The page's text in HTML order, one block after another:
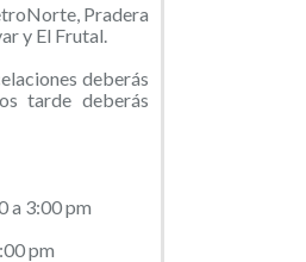
Pradera
y El Frutal.
deberás
tarde deberás
a 3:00 pm
pm